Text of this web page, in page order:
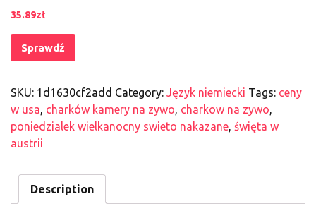
35.89zł
Sprawdź
SKU: 1d1630cf2add Category: Język niemiecki Tags: ceny
w usa, charków kamery na zywo, charkow na zywo,
poniedzialek wielkanocny swieto nakazane, święta w
austrii
Description